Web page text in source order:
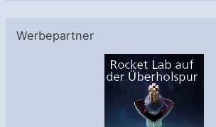
Werbepartner